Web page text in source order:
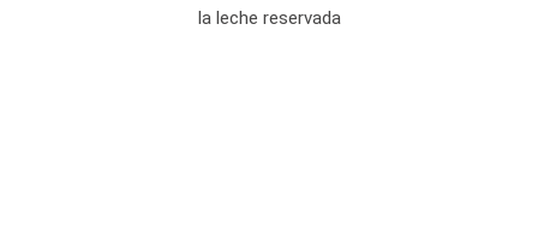
la leche reservada